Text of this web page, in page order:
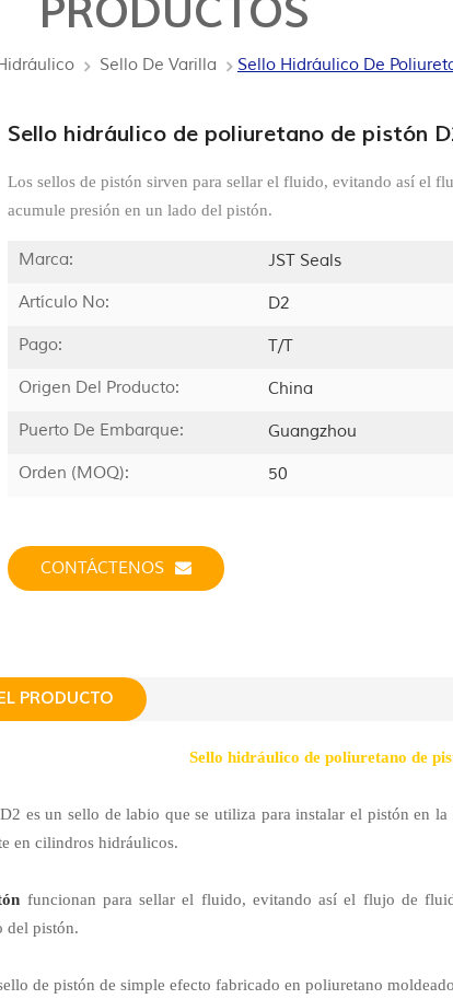
PRODUCTOS
Sello De Varilla Sello Hidráulico De
Sello hidráulico de poliuretano de pistón
Los sellos de pistón sirven para sellar el fluido, evitando así el
acumule presión en un lado del pistón.
Marca:
JST Seals
Artículo No:
D2
Pago:
T/T
Origen Del Producto:
China
Puerto De Embarque:
Guangzhou
Orden (MOQ):
50
CONTÁCTENOS
PRODUCTO
Sello hidráulico de poliuretano de
es un sello de labio que se utiliza para instalar el pistón en
en cilindros hidráulicos.
funcionan para sellar el fluido, evitando así el flujo de
del pistón.
de pistón de simple efecto fabricado en poliuretano